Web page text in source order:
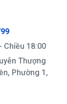
Chiều 18:00
Thượng
Phường 1,